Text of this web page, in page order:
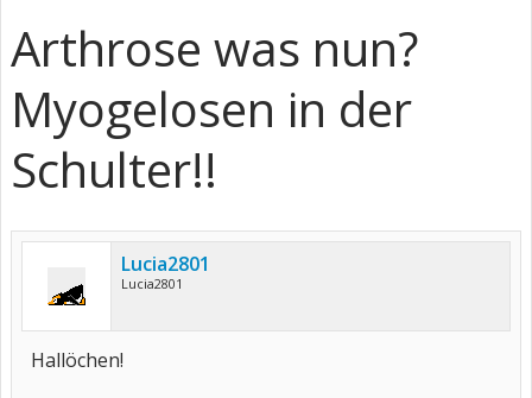
Arthrose was nun?
Myogelosen in der
Schulter!!
Lucia2801
Lucia2801
Hallöchen!